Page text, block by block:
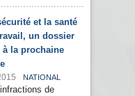
et la santé
un dossier
à la prochaine
NATIONAL
de